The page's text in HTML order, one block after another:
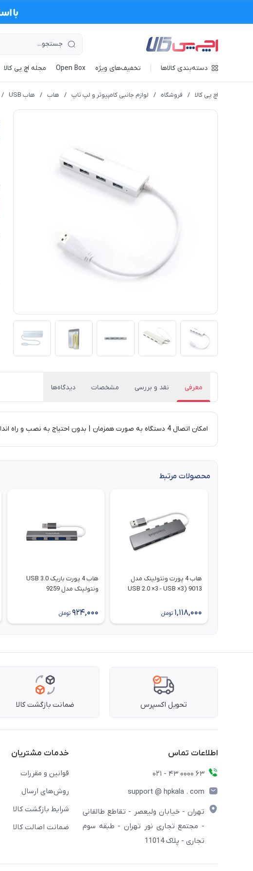
دسته‌بندی کالاها تخفیف‌های ویژه Open Box مجله اچ پی کالا
اچ پی کالا / فروشگاه / لوازم جانبی کامپیوتر و لپ تاپ / هاب / هاب USB /
معرفی نقد و بررسی مشخصات دیدگاه‌ها
امکان اتصال 4 دستگاه به صورت همزمان | بدون احتیاج به نصب و راه اندازی | قابلیت اتصال آداپتور | وزن هاب 80 گرم | نوع اتصال باسیم
محصولات مرتبط
هاب 4 پورت ونتولینک مدل
9013 (3× USB 2.0 ×3 - USB
1,118,000 تومان
هاب 4 پورت باریک USB 3.0
ونتولینک مدل 9259
924,000 تومان
تحویل اکسپرس ضمانت بازگشت کالا
اطلاعات تماس
63 0000 43 - 021
support @ hpkala . com
تهران - خیابان ولیعصر - تقاطع طالقانی
- مجتمع تجاری نور تهران - طبقه سوم
تجاری - پلاک 11014
خدمات مشتریان
قوانین و مقررات
روش‌های ارسال
شرایط بازگشت کالا
ضمانت اصالت کالا